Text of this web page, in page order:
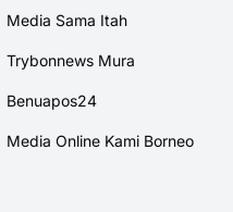
Media Sama Itah
Trybonnews Mura
Benuapos24
Media Online Kami Borneo